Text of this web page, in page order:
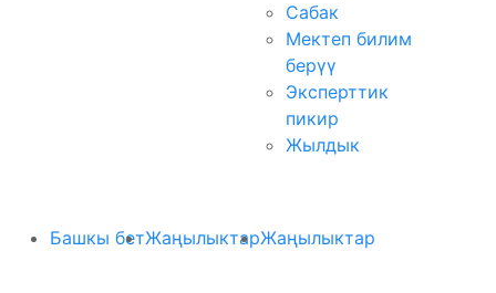
Сабак
Мектеп билим
берүү
Эксперттик
пикир
Жылдык
Башкы бетЖаңылыктарЖаңылыктар